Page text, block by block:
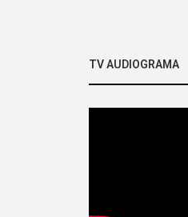
TV AUDIOGRAMA